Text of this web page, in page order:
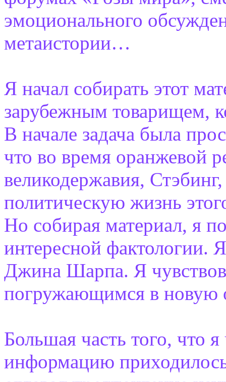
эмоционального
метаистории…
Я начал собирать этот
зарубежным товарищем,
В начале задача была
что во время оранжевой
великодержавия,
политическую жизнь
Но собирая материал, я
интересной фактологии.
Джина Шарпа. Я
погружающимся в новую
Большая часть того, что
информацию